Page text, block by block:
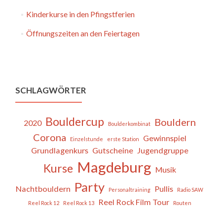
Kinderkurse in den Pfingstferien
Öffnungszeiten an den Feiertagen
SCHLAGWÖRTER
2020 Bouldercup Boulderkombinat
Bouldern
Corona
Einzelstunde erste Station
Gewinnspiel
Grundlagenkurs Gutscheine Jugendgruppe
Kurse Magdeburg Musik
Nachtbouldern Party Personaltraining Pullis Radio SAW
Reel Rock 12 Reel Rock 13 Reel Rock Film Tour
Routen